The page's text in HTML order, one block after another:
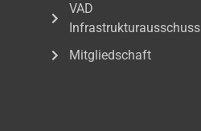
VAD
Infrastrukturausschuss
Mitgliedschaft